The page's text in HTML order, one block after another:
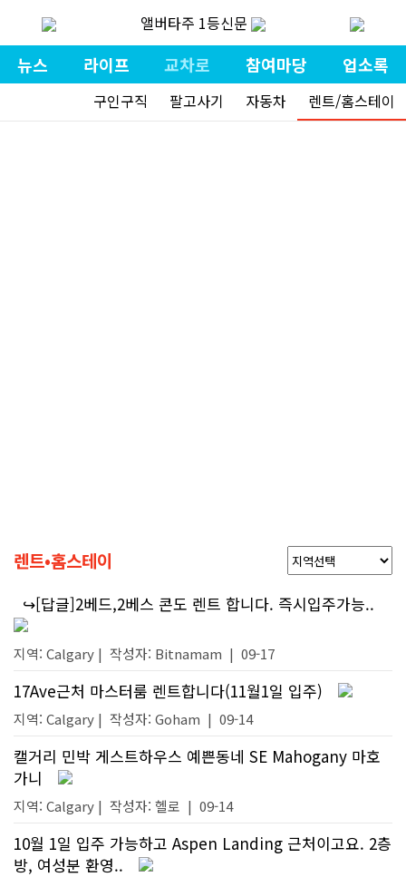
앨버타주 1등신문
뉴스 라이프 교차로 참여마당 업소록
구인구직 팔고사기 자동차 렌트/홈스테이
렌트•홈스테이
↪[답글]2베드,2베스 콘도 렌트 합니다. 즉시입주가능..
지역: Calgary | 작성자: Bitnamam | 09-17
17Ave근처 마스터룸 렌트합니다(11월1일 입주)
지역: Calgary | 작성자: Goham | 09-14
캘거리 민박 게스트하우스 예쁜동네 SE Mahogany 마호
가니
지역: Calgary | 작성자: 헬로 | 09-14
10월 1일 입주 가능하고 Aspen Landing 근처이고요. 2층
방, 여성분 환영..